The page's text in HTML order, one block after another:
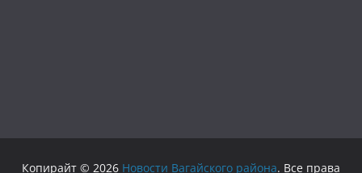
Копирайт © 2026 Новости Вагайского района. Все права